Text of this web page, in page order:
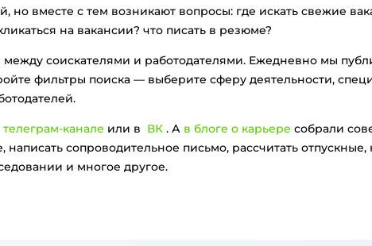
но вместе с тем возникают вопросы: где искать свежие
на вакансии? что писать в резюме?
соискателями и работодателями. Ежедневно мы
фильтры поиска — выберите сферу деятельности,
телеграм-канале или в ВК . А в блоге о карьере собрали
сопроводительное письмо, рассчитать отпускные,
и многое другое.